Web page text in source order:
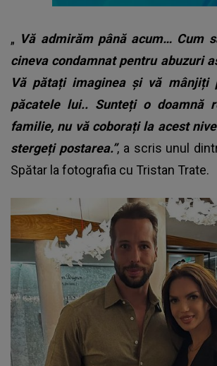
„ Vă admirăm până acum… Cum
cineva condamnat pentru abuzuri
Vă pătați imaginea și vă mânjiți
păcatele lui.. Sunteți o doamnă
familie, nu vă coborați la acest
stergeți postarea.”, a scris unul
Spătar la fotografia cu Tristan Trate.